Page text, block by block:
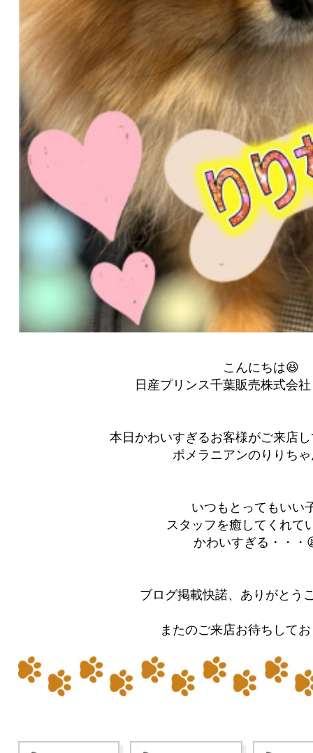
こんにちは😆
日産プリンス千葉販売株式会
本日かわいすぎるお客様がご来店
ポメラニアンのりりち
いつもとってもいい
スタッフを癒してくれて
かわいすぎる・・・
ブログ掲載快諾、ありがとう
またのご来店お待ちして